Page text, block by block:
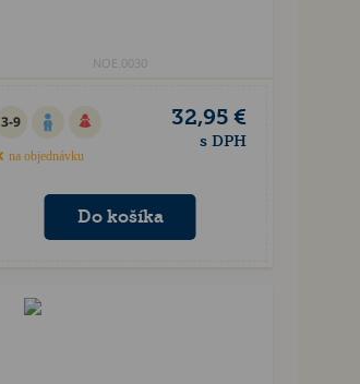
NOE.0030
3-9
na objednávku
32,95 €
s DPH